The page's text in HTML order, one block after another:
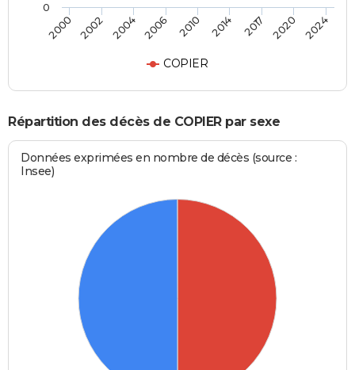
COPIER
2000 2002 2004 2006 2010 2014 2017 2020 2024
0
Répartition des décès de COPIER par sexe
Données exprimées en nombre de décès (source :
Insee)